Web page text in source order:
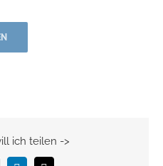
ich teilen ->